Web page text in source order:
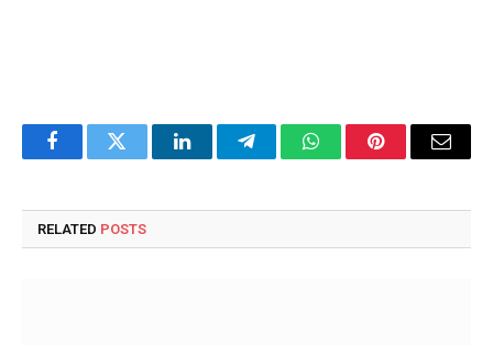
FacebookTwitter LinkedInTelegramWhatsAppPinterestEmail
RELATED POSTS